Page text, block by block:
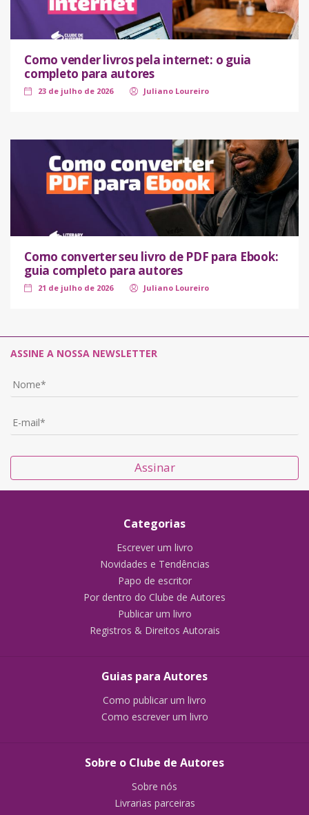
Como vender livros pela internet: o guia
completo para autores
23 de julho de 2026 Juliano Loureiro
Como converter seu livro de PDF para Ebook:
guia completo para autores
21 de julho de 2026 Juliano Loureiro
ASSINE A NOSSA NEWSLETTER
Assinar
Categorias
Escrever um livro
Novidades e Tendências
Papo de escritor
Por dentro do Clube de Autores
Publicar um livro
Registros & Direitos Autorais
Guias para Autores
Como publicar um livro
Como escrever um livro
Sobre o Clube de Autores
Sobre nós
Livrarias parceiras